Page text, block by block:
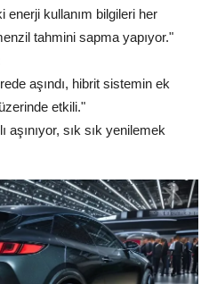
enerji kullanım bilgileri her
tahmini sapma yapıyor."
aşındı, hibrit sistemin ek
etkili."
aşınıyor, sık sık yenilemek